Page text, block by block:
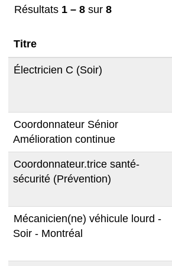
Résultats 1 – 8 sur 8
Titre
Électricien C (Soir)
Coordonnateur Sénior
Amélioration continue
Coordonnateur.trice santé-
sécurité (Prévention)
Mécanicien(ne) véhicule lourd -
Soir - Montréal